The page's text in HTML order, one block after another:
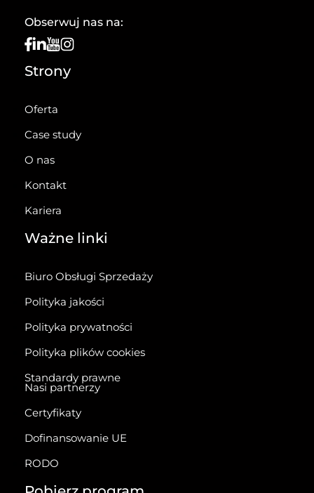
Obserwuj nas na:
Strony
Oferta
Case study
O nas
Kontakt
Kariera
Ważne linki
Biuro Obsługi Sprzedaży
Polityka jakości
Polityka prywatności
Polityka plików cookies
Standardy prawne
Nasi partnerzy
Certyfikaty
Dofinansowanie UE
RODO